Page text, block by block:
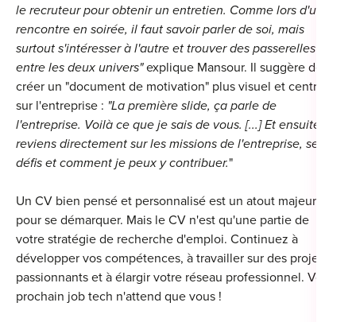
le recruteur pour obtenir un entretien. Comme lors d'une
rencontre en soirée, il faut savoir parler de soi, mais
surtout s'intéresser à l'autre et trouver des passerelles
entre les deux univers"explique Mansour. Il suggère de
créer un "document de motivation" plus visuel et centré
sur l'entreprise : "La première slide, ça parle de
l'entreprise. Voilà ce que je sais de vous. [...] Et ensuite je
reviens directement sur les missions de l'entreprise, ses
défis et comment je peux y contribuer."
Un CV bien pensé et personnalisé est un atout majeur
pour se démarquer. Mais le CV n'est qu'une partie de
votre stratégie de recherche d'emploi. Continuez à
développer vos compétences, à travailler sur des projets
passionnants et à élargir votre réseau professionnel. Votre
prochain job tech n'attend que vous !